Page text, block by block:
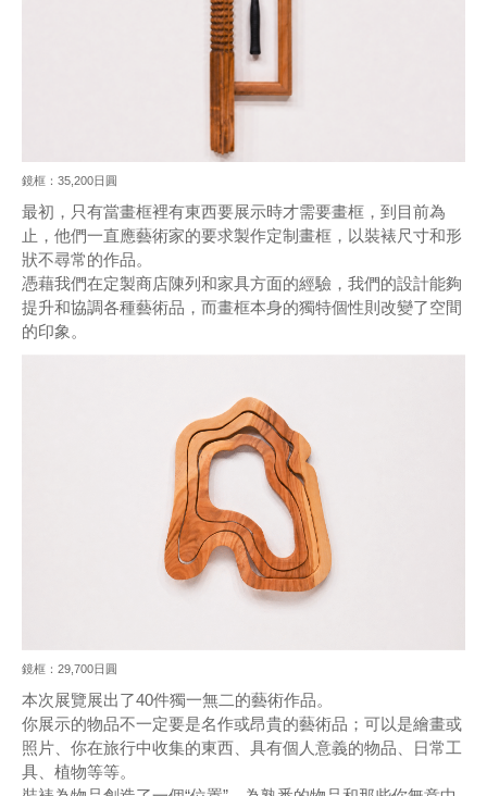
鏡框：35,200日圓
最初，只有當畫框裡有東西要展示時才需要畫框，到目前為
止，他們一直應藝術家的要求製作定制畫框，以裝裱尺寸和形
狀不尋常的作品。
憑藉我們在定製商店陳列和家具方面的經驗，我們的設計能夠
提升和協調各種藝術品，而畫框本身的獨特個性則改變了空間
的印象。
鏡框：29,700日圓
本次展覽展出了40件獨一無二的藝術作品。
你展示的物品不一定要是名作或昂貴的藝術品；可以是繪畫或
照片、你在旅行中收集的東西、具有個人意義的物品、日常工
具、植物等等。